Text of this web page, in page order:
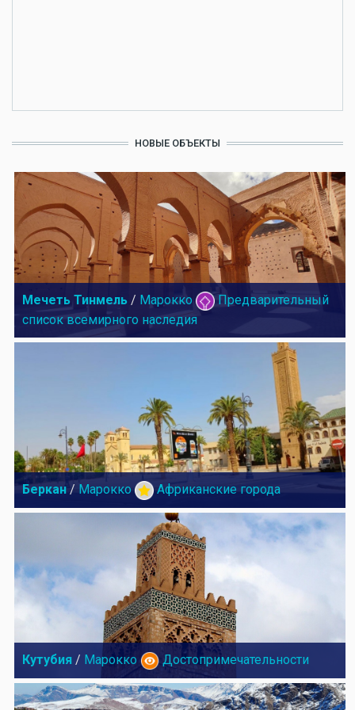
НОВЫЕ ОБЪЕКТЫ
Мечеть Тинмель / Марокко
Предварительный
список всемирного наследия
Беркан / Марокко Африканские города
Кутубия / Марокко Достопримечательности